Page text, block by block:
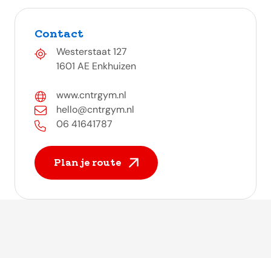
Contact
Westerstaat 127
1601 AE Enkhuizen
www.cntrgym.nl
hello@cntrgym.nl
06 41641787
Plan je route